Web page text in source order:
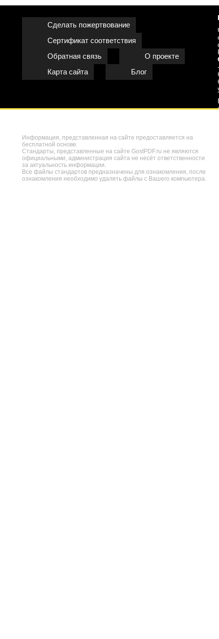
Сделать пожертвование
Сертификат соответствия
Обратная связь
О проекте
Карта сайта
Блог
Информация, представленная на сайте предоставляется на
бесплатной основе.
Стандарты, представленные на сайте GostPDF.ru не являются
официальными, администрация сайта не несёт ответственности
за актуальность информации.
Все файлы стандартов предназначены для ознакомления, после
ознакомления необходимо удалять файлы с Вашего компьютера.